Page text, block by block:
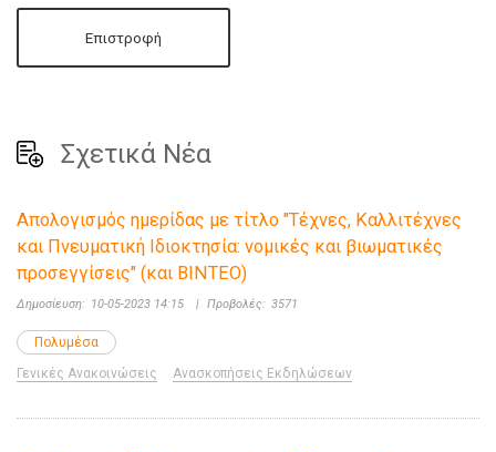
Επιστροφή
Σχετικά Νέα
Απολογισμός ημερίδας με τίτλο "Τέχνες, Καλλιτέχνες
και Πνευματική Ιδιοκτησία: νομικές και βιωματικές
προσεγγίσεις" (και ΒΙΝΤΕΟ)
Δημοσίευση: 10-05-2023 14:15 | Προβολές: 3571
Πολυμέσα
Γενικές Ανακοινώσεις
Ανασκοπήσεις Εκδηλώσεων